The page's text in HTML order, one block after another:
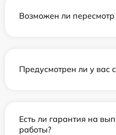
Возможен ли пересмотр
Предусмотрен ли у вас
Есть ли гарантия на
работы?